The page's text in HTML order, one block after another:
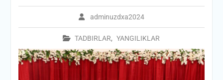
adminuzdxa2024
TADBIRLAR, YANGILIKLAR